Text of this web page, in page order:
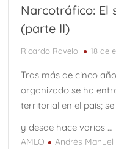
Narcotráfico: El
(parte II)
Ricardo Ravelo 18 de
Tras más de cinco
organizado se ha
territorial en el país;
y desde hace varios …
AMLO Andrés